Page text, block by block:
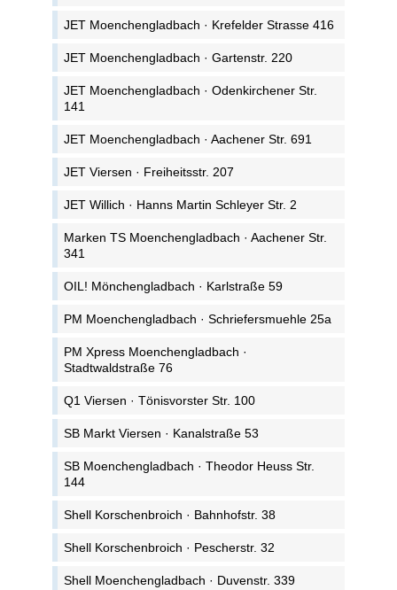
JET Moenchengladbach · Krefelder Strasse 416
JET Moenchengladbach · Gartenstr. 220
JET Moenchengladbach · Odenkirchener Str.
141
JET Moenchengladbach · Aachener Str. 691
JET Viersen · Freiheitsstr. 207
JET Willich · Hanns Martin Schleyer Str. 2
Marken TS Moenchengladbach · Aachener Str.
341
OIL! Mönchengladbach · Karlstraße 59
PM Moenchengladbach · Schriefersmuehle 25a
PM Xpress Moenchengladbach ·
Stadtwaldstraße 76
Q1 Viersen · Tönisvorster Str. 100
SB Markt Viersen · Kanalstraße 53
SB Moenchengladbach · Theodor Heuss Str.
144
Shell Korschenbroich · Bahnhofstr. 38
Shell Korschenbroich · Pescherstr. 32
Shell Moenchengladbach · Duvenstr. 339